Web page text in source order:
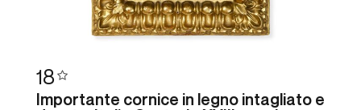
18
Importante cornice in legno intagliato e